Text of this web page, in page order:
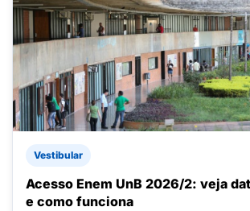
Vestibular
Acesso Enem UnB 2026/2: veja
e como funciona